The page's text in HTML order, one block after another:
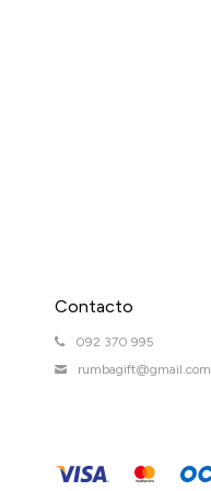
Contacto
092 370 995
rumbagift@gmail.com